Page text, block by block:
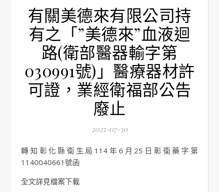
有關美德來有限公司持
有之「”美德來”血液迴
路(衛部醫器輸字第
030991號)」醫療器材許
可證，業經衛福部公告
廢止
2025-07-30
轉知彰化縣衛生局114年6月25日彰衛藥字第
1140040661號函
全文詳見檔案下載